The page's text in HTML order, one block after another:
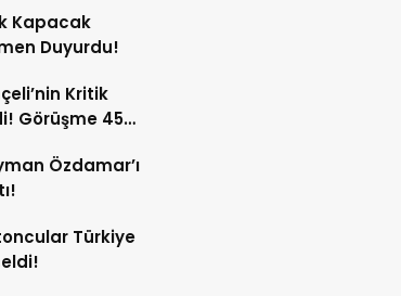
Kapacak
Duyurdu!
Kritik
Görüşme 45
Özdamar’ı
Türkiye